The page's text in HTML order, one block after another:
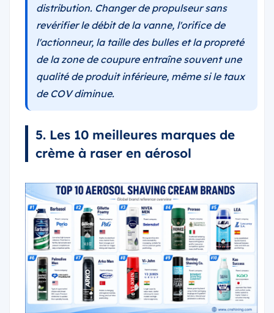
distribution. Changer de propulseur sans
revérifier le débit de la vanne, l'orifice de
l'actionneur, la taille des bulles et la propreté
de la zone de coupure entraîne souvent une
qualité de produit inférieure, même si le taux
de COV diminue.
5. Les 10 meilleures marques de
crème à raser en aérosol